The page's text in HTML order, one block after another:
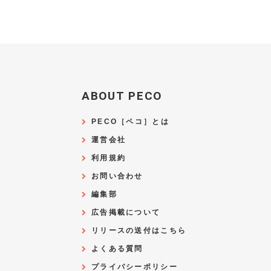
ABOUT PECO
PECO［ペコ］とは
運営会社
利用規約
お問い合わせ
編集部
広告掲載について
リリースの送付はこちら
よくある質問
プライバシーポリシー